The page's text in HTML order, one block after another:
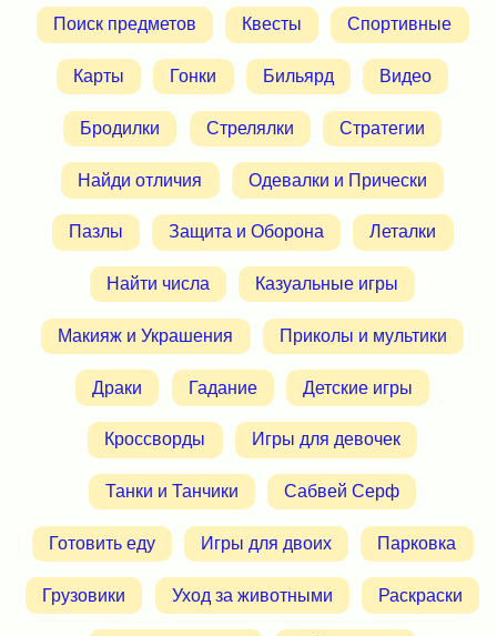
Поиск предметов Квесты Спортивные
Карты Гонки Бильярд Видео
Бродилки Стрелялки Стратегии
Найди отличия Одевалки и Прически
Пазлы Защита и Оборона Леталки
Найти числа Казуальные игры
Макияж и Украшения Приколы и мультики
Драки Гадание Детские игры
Кроссворды Игры для девочек
Танки и Танчики Сабвей Серф
Готовить еду Игры для двоих Парковка
Грузовики Уход за животными Раскраски